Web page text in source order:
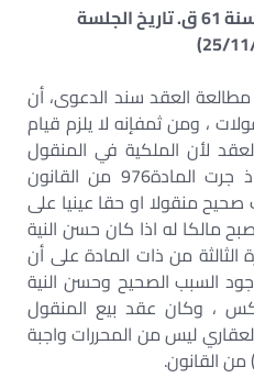
(الطعن رقم ۲۵۱۵ – السنة 61 ق. تاريخ الجلسة
25/
العقد سند الدعوى، أن
، ومن ثمفإنه لا يلزم قيام
لأن الملكية في المنقول
تنتقل بمجرد العقد بالحيازة اذ جرت المادة976 من القانون
منقولا او حقا عينيا على
مالكا له اذا كان حسن النية
من ذات المادة على أن
السبب الصحيح وحسن النية
، وكان عقد بيع المنقول
ليس من المحررات واجبة
القانون.